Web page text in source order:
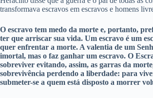
transformava escravos em escravos e homens
O escravo tem medo da morte e, portanto,
ter que arriscar sua vida. Um escravo é um
quer enfrentar a morte. A valentia de um
imortal, mas o faz ganhar um escravo. O
sobreviver evitando, assim, as garras da
sobrevivência perdendo a liberdade: para
submeter-se a quem está disposto a morrer